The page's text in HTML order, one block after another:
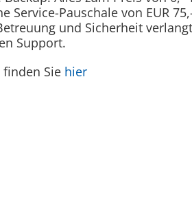
Service-Pauschale von EUR
und Sicherheit
Support.
Sie hier